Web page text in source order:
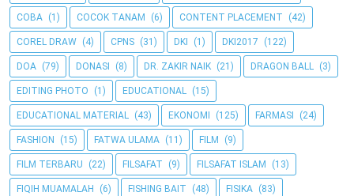
COBA (1) COCOK TANAM (6) CONTENT PLACEMENT (42)
COREL DRAW (4) CPNS (31) DKI (1) DKI2017 (122)
DOA (79) DONASI (8) DR. ZAKIR NAIK (21) DRAGON BALL (3)
EDITING PHOTO (1) EDUCATIONAL (15)
EDUCATIONAL MATERIAL (43) EKONOMI (125) FARMASI (24)
FASHION (15) FATWA ULAMA (11) FILM (9)
FILM TERBARU (22) FILSAFAT (9) FILSAFAT ISLAM (13)
FIQIH MUAMALAH (6) FISHING BAIT (48) FISIKA (83)